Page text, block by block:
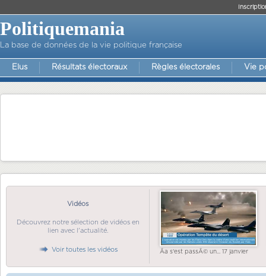
Politiquemania
La base de données de la vie politique française
Elus Résultats électoraux Règles électorales Vie
Vidéos
Découvrez notre sélection de vidéos en
lien avec l'actualité.
Voir toutes les vidéos Ãa s'est passÃ© un... 17 janvier